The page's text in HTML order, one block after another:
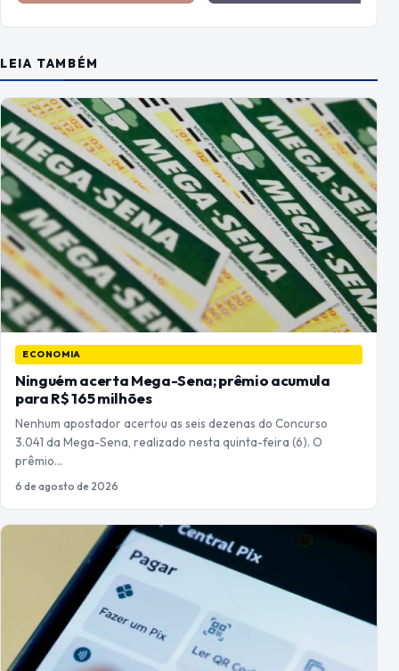
LEIA TAMBÉM
ECONOMIA
Ninguém acerta Mega-Sena; prêmio acumula
para R$ 165 milhões
Nenhum apostador acertou as seis dezenas do Concurso
3.041 da Mega-Sena, realizado nesta quinta-feira (6). O
prêmio…
6 de agosto de 2026